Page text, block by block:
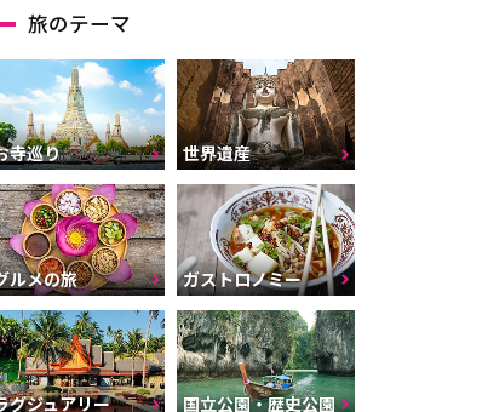
旅のテーマ
寺巡り 世界遺産
ルメの旅 ガストロノミー
グジュアリー 国立公園・歴史公園